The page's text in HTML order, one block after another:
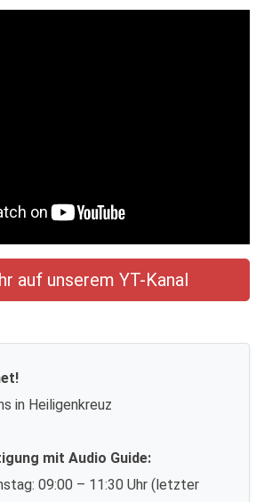
auf unserem YT-Kanal
in Heiligenkreuz
mit Audio Guide:
09:00 – 11:30 Uhr (letzter